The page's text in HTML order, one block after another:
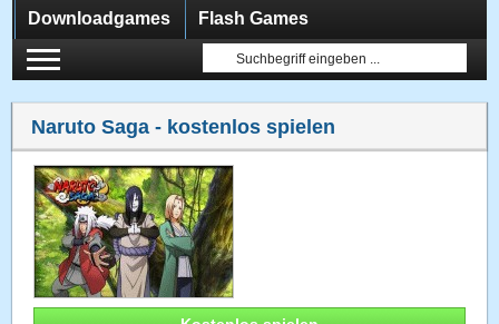
Downloadgames Flash Games
Naruto Saga - kostenlos spielen